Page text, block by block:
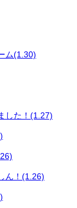
ム(1.30)
した！(1.27)
ん！(1.26)